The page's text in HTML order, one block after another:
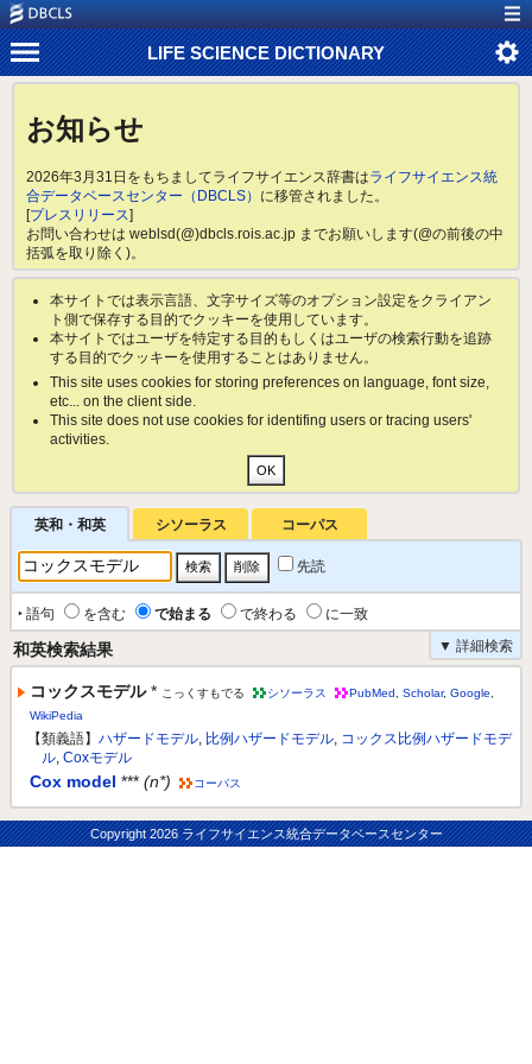
LIFE SCIENCE DICTIONARY
お知らせ
2026年3月31日をもちましてライフサイエンス辞書はライフサイエンス統
合データベースセンター（DBCLS） に移管されました。
[プレスリリース]
お問い合わせは weblsd(@)dbcls.rois.ac.jp までお願いします(@の前後の中
括弧を取り除く)。
本サイトでは表示言語、文字サイズ等のオプション設定をクライアン
ト側で保存する目的でクッキーを使用しています。
本サイトではユーザを特定する目的もしくはユーザの検索行動を追跡
する目的でクッキーを使用することはありません。
This site uses cookies for storing preferences on language, font size,
etc... on the client side.
This site does not use cookies for identifing users or tracing users'
activities.
英和・和英 シソーラス コーパス
先読
‣ 語句 を含む で始まる で終わる
に一致
▼ 詳細検索
和英検索結果
コックスモデル * こっくすもでる シソーラス PubMed Scholar, Google
WikiPedia
【類義語】 ハザードモデル, 比例ハザードモデル, コックス比例ハザードモデ
ル, Coxモデル
Cox model *** (n*) コーパス
Copyright2026 ライフサイエンス統合データベースセンター